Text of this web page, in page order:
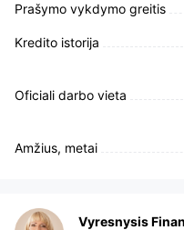
Prašymo vykdymo greitis
Kredito istorija
Oficiali darbo vieta
Amžius, metai
Vyresnysis